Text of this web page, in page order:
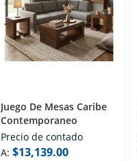
Juego De Mesas Caribe
Contemporaneo
Precio de contado
A: $13,139.00